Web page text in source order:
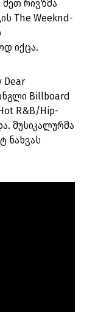
რივზმა
The Weeknd-
იქცა.
Dear
Billboard
R&B/Hip-
მუსიკალურმა
ნახვას